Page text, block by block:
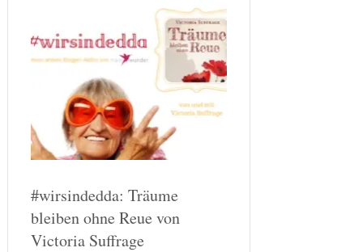
#wirsindedda: Träume
bleiben ohne Reue von
Victoria Suffrage